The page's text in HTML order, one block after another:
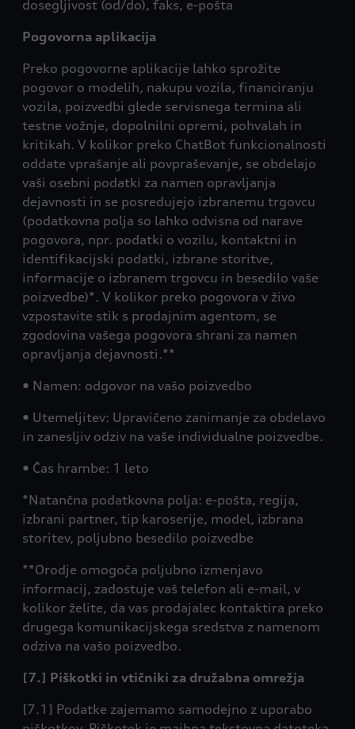
dosegljivost (od/do), faks, e-pošta
Pogovorna aplikacija
Preko pogovorne aplikacije lahko sprožite
pogovor o modelih, nakupu vozila, financiranju
vozila, poizvedbi glede servisnega termina ali
testne vožnje, dopolnilni opremi, pohvalah in
kritikah. V kolikor preko ChatBot funkcionalnosti
oddate vprašanje ali povpraševanje, se obdelajo
vaši osebni podatki za namen opravljanja
dejavnosti in se posredujejo izbranemu trgovcu
(podatkovna polja so lahko odvisna od narave
pogovora, npr. podatki o vozilu, kontaktni in
identifikacijski podatki, izbrane storitve,
informacije o izbranem trgovcu in besedilo vaše
poizvedbe)*. V kolikor preko pogovora v živo
vzpostavite stik s prodajnim agentom, se
zgodovina vašega pogovora shrani za namen
opravljanja dejavnosti.**
• Namen: odgovor na vašo poizvedbo
• Utemeljitev: Upravičeno zanimanje za obdelavo
in zanesljiv odziv na vaše individualne poizvedbe.
• Čas hrambe: 1 leto
*Natančna podatkovna polja: e-pošta, regija,
izbrani partner, tip karoserije, model, izbrana
storitev, poljubno besedilo poizvedbe
**Orodje omogoča poljubno izmenjavo
informacij, zadostuje vaš telefon ali e-mail, v
kolikor želite, da vas prodajalec kontaktira preko
drugega komunikacijskega sredstva z namenom
odziva na vašo poizvedbo.
[7.] Piškotki in vtičniki za družabna omrežja
[7.1] Podatke zajemamo samodejno z uporabo